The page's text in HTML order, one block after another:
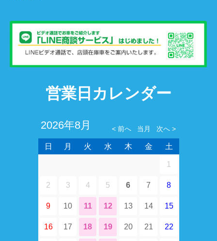
営業日カレンダー
2026年8月
日 月 火 水 木 金 土
1
2 3 4 5 6 7 8
9 10 11 12 13 14 15
16 17 18 19 20 21 22